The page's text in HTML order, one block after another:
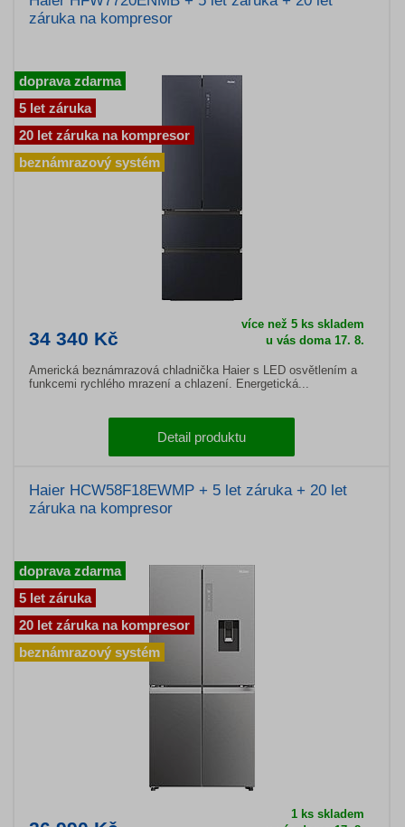
záruka na kompresor
34 340 Kč
více než 5 ks skladem
u vás doma 17. 8.
Americká beznámrazová chladnička Haier s LED osvětlením a
funkcemi rychlého mrazení a chlazení. Energetická...
Detail produktu
doprava zdarma
5 let záruka
20 let záruka na kompresor
beznámrazový systém
Haier HCW58F18EWMP + 5 let záruka + 20 let
záruka na kompresor
1 ks skladem
doprava zdarma
5 let záruka
20 let záruka na kompresor
beznámrazový systém